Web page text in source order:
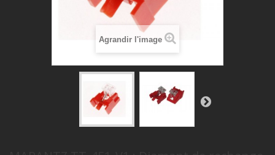
Agrandir l'image